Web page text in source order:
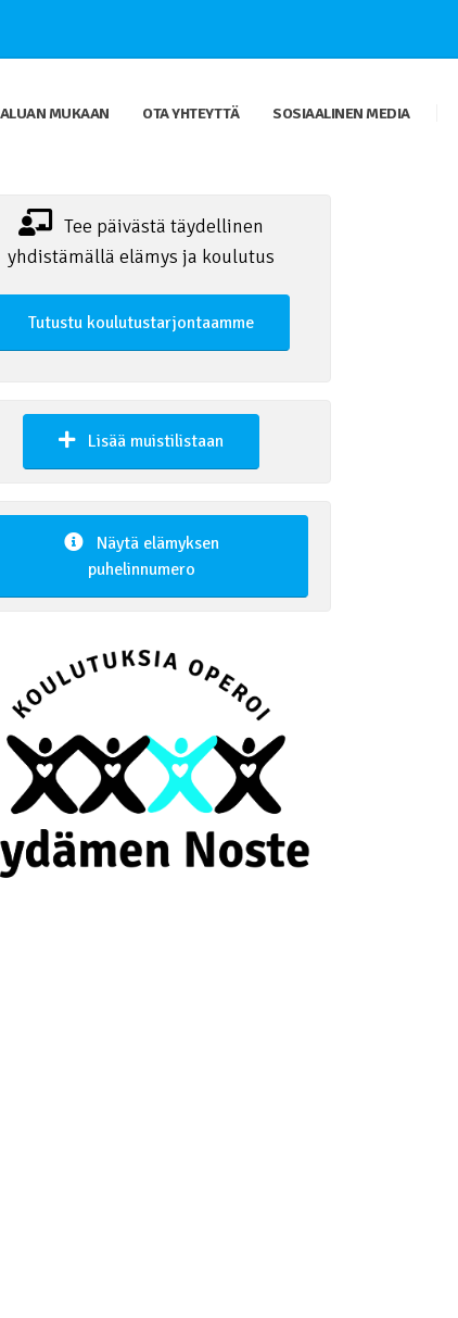
MUKAAN OTA YHTEYTTÄ SOSIAALINEN MEDIA
Tee päivästä täydellinen
yhdistämällä elämys ja koulutus
Tutustu koulutustarjontaamme
Lisää muistilistaan
Näytä elämyksen
puhelinnumero